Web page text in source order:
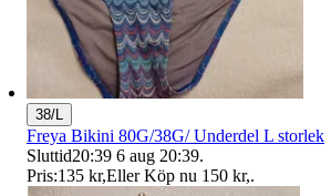
38/L
Freya Bikini 80G/38G/ Underdel L storlek
Sluttid20:39 6 aug 20:39.
Pris:135 kr,Eller Köp nu 150 kr,.